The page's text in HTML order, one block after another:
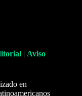
| Aviso
en